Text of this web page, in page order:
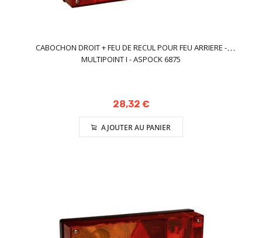
CABOCHON DROIT + FEU DE RECUL POUR FEU ARRIERE -
MULTIPOINT I - ASPOCK 6875
28,32 €
AJOUTER AU PANIER